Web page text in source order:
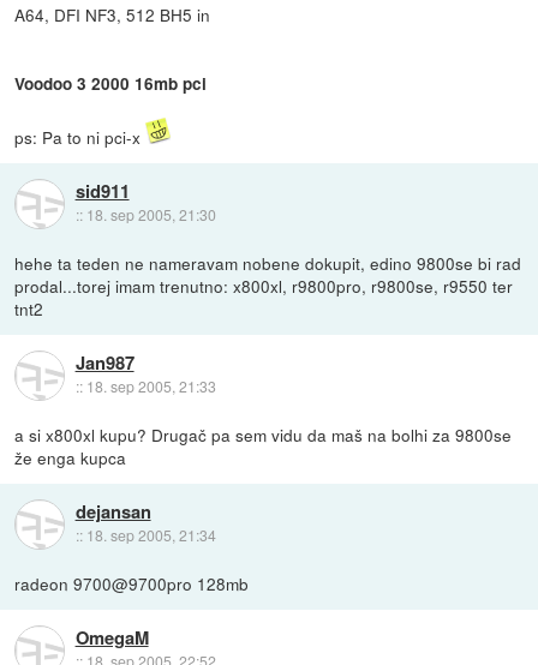
A64, DFI NF3, 512 BH5 in
Voodoo 3 2000 16mb pci
ps: Pa to ni pci-x
sid911
:: 18. sep 2005, 21:30
hehe ta teden ne nameravam nobene dokupit, edino 9800se bi rad
prodal...torej imam trenutno: x800xl, r9800pro, r9800se, r9550 ter
tnt2
Jan987
:: 18. sep 2005, 21:33
a si x800xl kupu? Drugač pa sem vidu da maš na bolhi za 9800se
že enga kupca
dejansan
:: 18. sep 2005, 21:34
radeon 9700@9700pro 128mb
OmegaM